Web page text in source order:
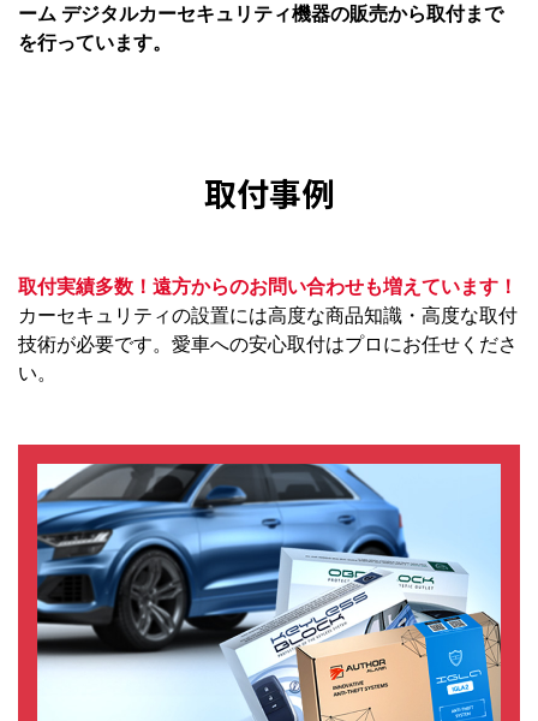
ーム デジタルカーセキュリティ機器の販売から取付まで
を行っています。
取付事例
取付実績多数！遠方からのお問い合わせも増えています！
カーセキュリティの設置には高度な商品知識・高度な取付
技術が必要です。愛車への安心取付はプロにお任せくださ
い。